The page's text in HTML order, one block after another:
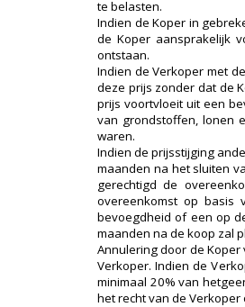
te belasten.
Indien de Koper in
de Koper aansprakelijk
ontstaan.
Indien de Verkoper met
deze prijs zonder dat de
prijs voortvloeit uit een
van grondstoffen, lonen
waren.
Indien de prijsstijging
maanden na het sluiten
gerechtigd de
overeenkomst op basis
bevoegdheid of een op
maanden na de koop zal
Annulering door de
Verkoper. Indien de
minimaal 20% van
het recht van de